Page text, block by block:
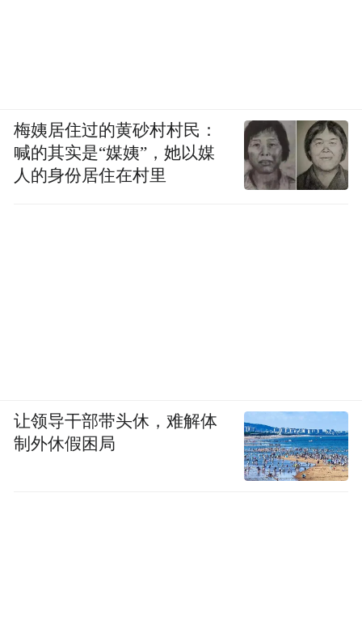
梅姨居住过的黄砂村村民：
喊的其实是“媒姨”，她以媒
人的身份居住在村里
让领导干部带头休，难解体
制外休假困局